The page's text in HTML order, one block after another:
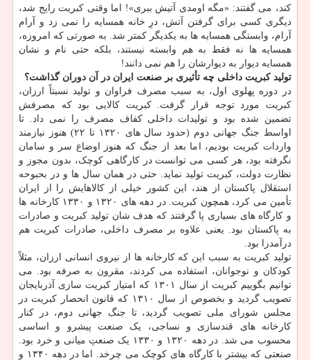
کند، می گفتند: «مگه اومدی آتیش ببری»! اما وقتی کبریت رایج شد،
دیگری کسی برای گرفتن آتش، درِ خانه همسایه را نمی زد و آرام
آرام، وابستگی همسایه ها به یکدیگر کمتر شد. به صورتی که امروزه،
همسایه ها نه فقط به هم وابسته نیستند، بلکه حتی نام و نشان
همسایه دیوار به دیوارشان را هم نمی دانند!
تولید کبریت داخلی چه تأثیری بر صنعت ایران در آن دوران گذاشت؟
در دوره پهلوی اول، به سبب مصرف فراوان و تولید نسبتاً ارزان،
کبریت مورد توجه قرار گرفت. کبریت کالایی بود که مصرفش
تضمین شده بود و تولیدات داخلی کفاف مصرف را نمی داد. تا
اواسط جنگ جهانی دوم (حدود سال های ۱۳۲۰ تا ۲۲) هنوز نیازمند
واردات کبریت بودیم، اما بعد از جنگ که هنوز اوضاع سر و سامان
نگرفته بود، هر کسی می توانست در کارگاهی کوچک، بدون مجوز و
نظارت دولت، کبریت تولید نماید. حتی در همان سال ها و در بحبوحه
استقلال پاکستان از هند، این کشور خیلی از کالاهایش را از ایران
تأمین می کرد، همچون کبریت. در دهه های ۱۳۲۰ و ۱۳۳۰ کارخانه ها
و کارگاه های بسیاری پا گرفتند که هدف شان تولید کبریت و صادرات
به پاکستان بود. یعنی علاوه بر مصرف داخلی، صادرات کبریت هم
درآمدزا بود.
تولید کبریت به سبب این که کارخانه ها از نیروی انسانی ارزان، مثلاً
کودکان و نوجوانان، استفاده می کردند، مقرون به صرفه بود. می
توانیم بگوییم کبریت از سال ۱۳۰۱ که امتیاز کبریت سازی آذربایجان
تصویب گردید و بخصوص از سال ۱۳۱۰ که قانون انحصار کبریت در
مجلس شورای ملی تصویب گردید، تا جنگ جهانی دوم، در کنار
کارخانه های قندسازی و نساجی، یک صنعت پیشرو و اساسی
محسوب می شد. در دهه ۱۳۲۰ و ۱۳۳۰ یک صنعتِ میانی و خرد بود.
صنعتی که بیشتر با کارگاه های کوچک می چرخد. اما در دهه ۱۳۴۰ و